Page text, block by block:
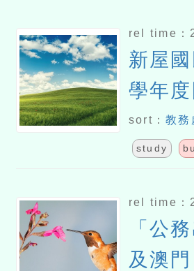
rel time
新屋
學年
語文
sort：教務
study
rel time
「公
及澳